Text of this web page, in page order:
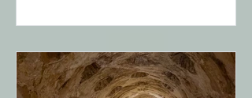
museo de la torre se pueden
contemplar arte y decoraciones de
la época en que el edificio fue
utilizado por la Logia Masónica nº